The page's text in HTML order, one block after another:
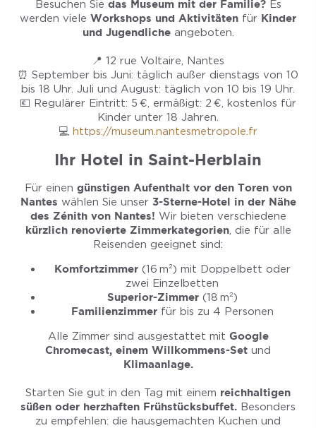
Besuchen Sie das Museum mit der Familie?Es
werden viele Workshops und Aktivitäten für Kinder
und Jugendlicheangeboten.
📍 12 rue Voltaire, Nantes
⏰ September bis Juni: täglich außer dienstags von 10
bis 18 Uhr. Juli und August: täglich von 10 bis 19 Uhr.
💶 Regulärer Eintritt: 5 €, ermäßigt: 2 €, kostenlos für
Kinder unter 18 Jahren.
💻 https://museum.nantesmetropole.fr
Ihr Hotel in Saint-Herblain
Für einen günstigen Aufenthalt vor den Toren von
Nantes wählen Sie unser 3-Sterne-Hotel in der Nähe
des Zénith von Nantes! Wir bieten verschiedene
kürzlich renovierte Zimmerkategorien, die für alle
Reisenden geeignet sind:
Komfortzimmer(16 m²) mit Doppelbett oder
zwei Einzelbetten
Superior-Zimmer(18 m²)
Familienzimmerfür bis zu 4 Personen
Alle Zimmer sind ausgestattet mit Google
Chromecast, einem Willkommens-Set und
Klimaanlage.
Starten Sie gut in den Tag mit einem reichhaltigen
süßen oder herzhaften Frühstücksbuffet. Besonders
zu empfehlen: die hausgemachten Kuchen und